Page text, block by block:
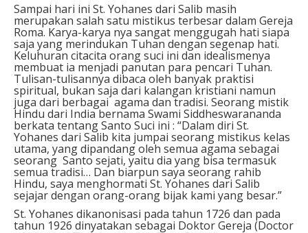
Sampai hari ini St. Yohanes dari Salib masih
merupakan salah satu mistikus terbesar dalam Gereja
Roma. Karya-karya nya sangat menggugah hati siapa
saja yang merindukan Tuhan dengan segenap hati.
Keluhuran cita­cita orang suci ini dan idealismenya
membuat ia menjadi panutan para pencari Tuhan.
Tulisan-tulisannya dibaca oleh banyak praktisi
spiritual, bukan saja dari kalangan kristiani namun
juga dari berbagai agama dan tradisi. Seorang mistik
Hindu dari India bernama Swami Sid­dheswarananda
berkata tentang Santo Suci ini : “Dalam diri St.
Yohanes dari Salib kita jumpai seorang mistikus kelas
utama, yang dipandang oleh semua agama sebagai
seorang Santo sejati, yaitu dia yang bisa termasuk
semua tradisi… Dan biarpun saya seorang rahib
Hindu, saya menghormati St. Yohanes dari Salib
sejajar dengan orang-orang bijak kami yang besar.”
St. Yohanes dikanonisasi pada tahun 1726 dan pada
tahun 1926 dinyatakan sebagai Doktor Gereja (Doctor